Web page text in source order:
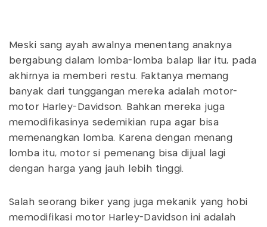
Meski sang ayah awalnya menentang anaknya
bergabung dalam lomba-lomba balap liar itu, pada
akhirnya ia memberi restu. Faktanya memang
banyak dari tunggangan mereka adalah motor-
motor Harley-Davidson. Bahkan mereka juga
memodifikasinya sedemikian rupa agar bisa
memenangkan lomba. Karena dengan menang
lomba itu, motor si pemenang bisa dijual lagi
dengan harga yang jauh lebih tinggi.
Salah seorang biker yang juga mekanik yang hobi
memodifikasi motor Harley-Davidson ini adalah